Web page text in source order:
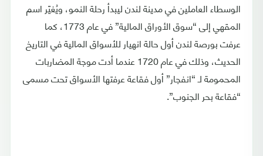
الوسطاء العاملين في مدينة لندن ليبدأ رحلة النمو، ويُغيّر اسم
المقهي إلى “سوق الأوراق المالية” في عام 1773، كما
عرفت بورصة لندن أول حالة انهيار للأسواق المالية في التاريخ
الحديث، وذلك في عام 1720 عندما أدت موجة المضاربات
المحمومة لـ “انفجار” أول فقاعة عرفتها الأسواق تحت مسمى
“فقاعة بحر الجنوب”.